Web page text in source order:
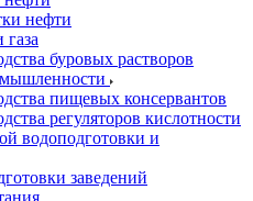
нефти
буровых растворов
пищевых консервантов
регуляторов кислотности
водоподготовки и
заведений